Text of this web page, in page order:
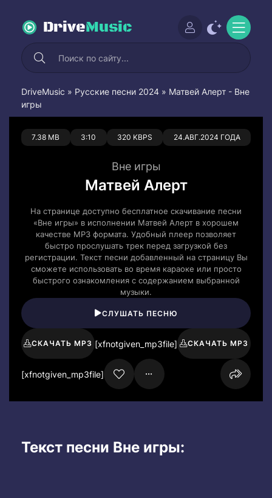
DriveMusic
DriveMusic » Русские песни 2024 » Матвей Алерт - Вне
игры
7.38 MB 3:10 320 KBPS 24.АВГ.2024 ГОДА
0 0
Вне игры
Матвей Алерт
На странице доступно бесплатное скачивание песни
«Вне игры» в исполнении Матвей Алерт в хорошем
качестве MP3 формата. Удобный плеер позволяет
быстро прослушать трек перед загрузкой без
регистрации. Текст песни добавленный на страницу Вы
сможете использовать во время караоке или просто
быстрого ознакомления с содержанием выбранной
музыки.
СЛУШАТЬ ПЕСНЮ
СКАЧАТЬ MP3 [xfnotgiven_mp3file] СКАЧАТЬ MP3
[xfnotgiven_mp3file]
Текст песни Вне игры: